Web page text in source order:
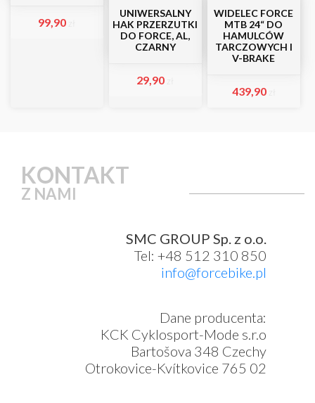
99,90
UNIWERSALNY
HAK PRZERZUTKI
DO FORCE, AL,
CZARNY
29,90
WIDELEC FORCE
MTB 24“ DO
HAMULCÓW
TARCZOWYCH I
V-BRAKE
439,90
KONTAKT
Z NAMI
SMC GROUP Sp. z o.o.
Tel: +48 512 310 850
info@forcebike.pl
Dane producenta:
KCK Cyklosport-Mode s.r.o
Bartošova 348 Czechy
Otrokovice-Kvítkovice 765 02